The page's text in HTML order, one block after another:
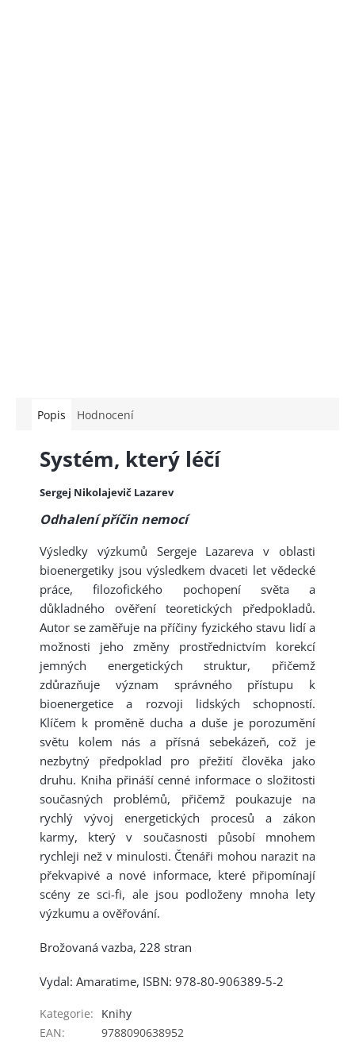
Popis Hodnocení
Systém, který léčí
Sergej Nikolajevič Lazarev
Odhalení příčin nemocí
Výsledky výzkumů Sergeje Lazareva v oblasti
bioenergetiky jsou výsledkem dvaceti let vědecké
práce, filozofického pochopení světa a
důkladného ověření teoretických předpokladů.
Autor se zaměřuje na příčiny fyzického stavu lidí a
možnosti jeho změny prostřednictvím korekcí
jemných energetických struktur, přičemž
zdůrazňuje význam správného přístupu k
bioenergetice a rozvoji lidských schopností.
Klíčem k proměně ducha a duše je porozumění
světu kolem nás a přísná sebekázeň, což je
nezbytný předpoklad pro přežití člověka jako
druhu. Kniha přináší cenné informace o složitosti
současných problémů, přičemž poukazuje na
rychlý vývoj energetických procesů a zákon
karmy, který v současnosti působí mnohem
rychleji než v minulosti. Čtenáři mohou narazit na
překvapivé a nové informace, které připomínají
scény ze sci-fi, ale jsou podloženy mnoha lety
výzkumu a ověřování.
Brožovaná vazba, 228 stran
Vydal: Amaratime, ISBN: 978-80-906389-5-2
Kategorie:
Knihy
EAN: 9788090638952